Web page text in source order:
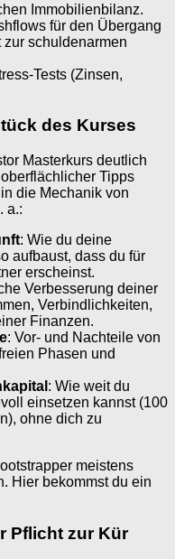
Immobilienbilanz.
für den Übergang
schuldenarmen
Tests (Zinsen,
des Kurses
Masterkurs deutlich
Tipps
die Mechanik von
a.:
: Wie du deine
aufbaust, dass du für
erscheinst.
Verbesserung deiner
Verbindlichkeiten,
Finanzen.
: Vor- und Nachteile von
Phasen und
: Wie weit du
einsetzen kannst (100
ohne dich zu
meistens
Hier bekommst du ein
Pflicht zur Kür